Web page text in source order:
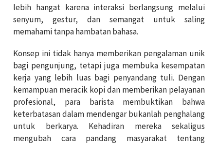
lebih hangat karena interaksi berlangsung melalui
senyum, gestur, dan semangat untuk saling
memahami tanpa hambatan bahasa.
Konsep ini tidak hanya memberikan pengalaman unik
bagi pengunjung, tetapi juga membuka kesempatan
kerja yang lebih luas bagi penyandang tuli. Dengan
kemampuan meracik kopi dan memberikan pelayanan
profesional, para barista membuktikan bahwa
keterbatasan dalam mendengar bukanlah penghalang
untuk berkarya. Kehadiran mereka sekaligus
mengubah cara pandang masyarakat tentang